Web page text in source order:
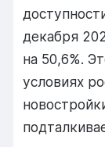
декабря
на 50,6%.
условиях